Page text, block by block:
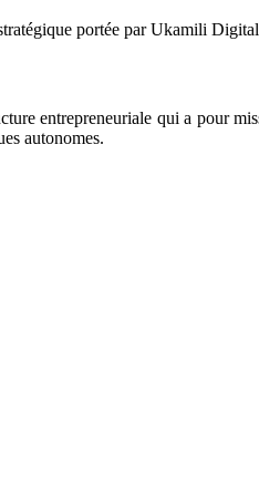
portée par Ukamili
entrepreneuriale qui a pour
autonomes.